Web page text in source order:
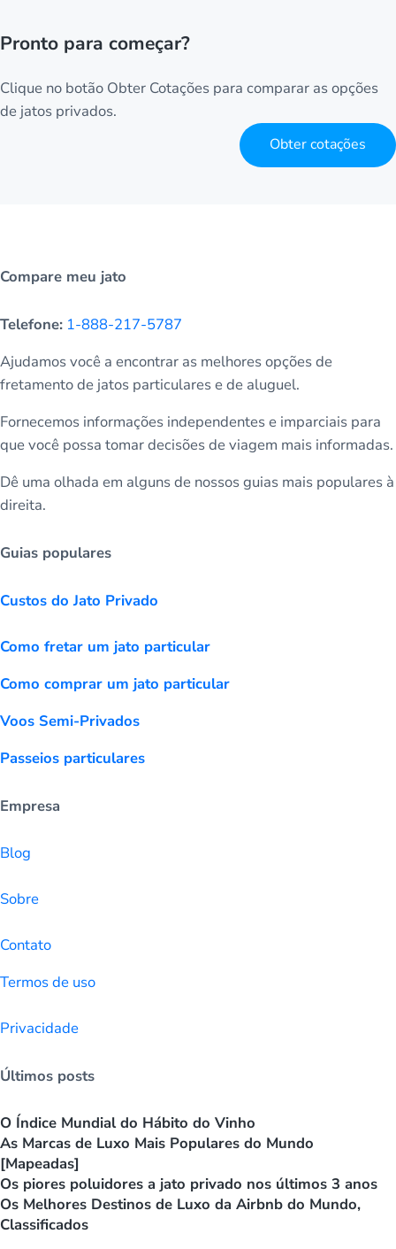
Pronto para começar?
Clique no botão Obter Cotações para comparar as opções
de jatos privados.
Obter cotações
Compare meu jato
Telefone: 1-888-217-5787
Ajudamos você a encontrar as melhores opções de
fretamento de jatos particulares e de aluguel.
Fornecemos informações independentes e imparciais para
que você possa tomar decisões de viagem mais informadas.
Dê uma olhada em alguns de nossos guias mais populares à
direita.
Guias populares
Custos do Jato Privado
Como fretar um jato particular
Como comprar um jato particular
Voos Semi-Privados
Passeios particulares
Empresa
Blog
Sobre
Contato
Termos de uso
Privacidade
Últimos posts
O Índice Mundial do Hábito do Vinho
As Marcas de Luxo Mais Populares do Mundo
[Mapeadas]
Os piores poluidores a jato privado nos últimos 3 anos
Os Melhores Destinos de Luxo da Airbnb do Mundo,
Classificados